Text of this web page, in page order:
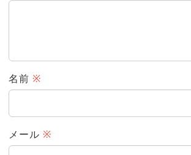
名前 ※
メール ※